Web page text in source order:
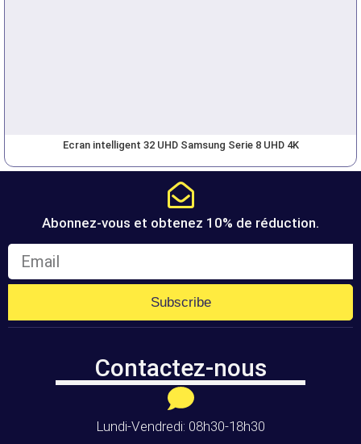
Ecran intelligent 32 UHD Samsung Serie 8 UHD 4K
Abonnez-vous et obtenez 10% de réduction.
Subscribe
Contactez-nous
Lundi-Vendredi: 08h30-18h30